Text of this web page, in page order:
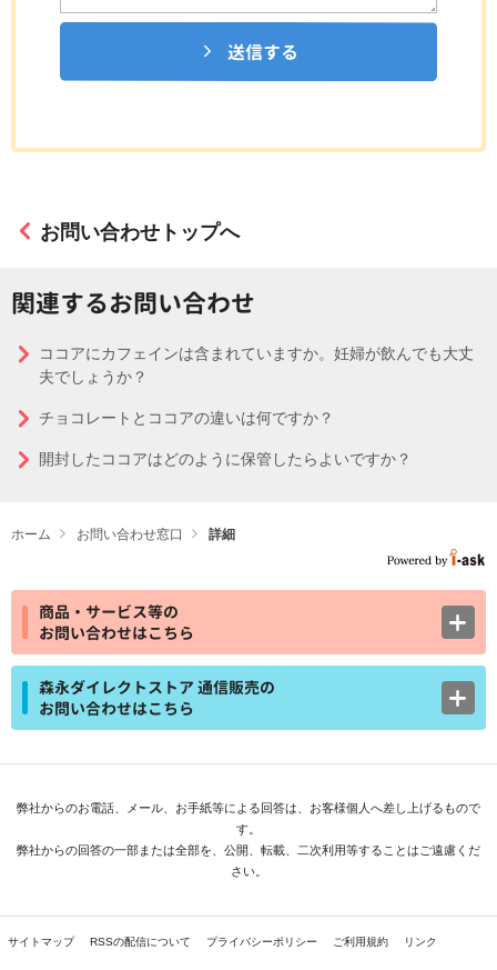
送信する
お問い合わせトップへ
関連するお問い合わせ
ココアにカフェインは含まれていますか。妊婦が飲んでも大丈
夫でしょうか？
チョコレートとココアの違いは何ですか？
開封したココアはどのように保管したらよいですか？
ホーム お問い合わせ窓口 詳細
商品・サービス等の
お問い合わせはこちら
森永ダイレクトストア 通信販売の
お問い合わせはこちら
弊社からのお電話、メール、お手紙等による回答は、お客様個人へ差し上げるもので
す。
弊社からの回答の一部または全部を、公開、転載、二次利用等することはご遠慮くだ
さい。
サイトマップ RSSの配信について プライバシーポリシー ご利用規約 リンク